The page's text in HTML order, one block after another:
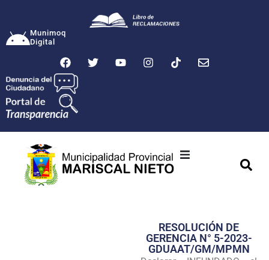
Munimoq
Digital
Transparencia
RESOLUCIÓN DE
GERENCIA N° 5-2023-
GDUAAT/GM/MPMN